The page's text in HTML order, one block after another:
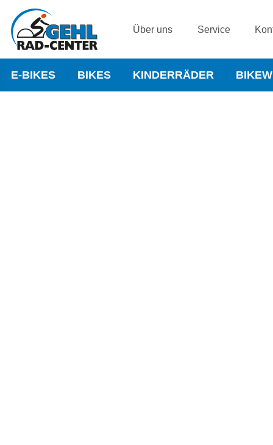
Über uns Service
E-BIKES BIKES KINDERRÄDER